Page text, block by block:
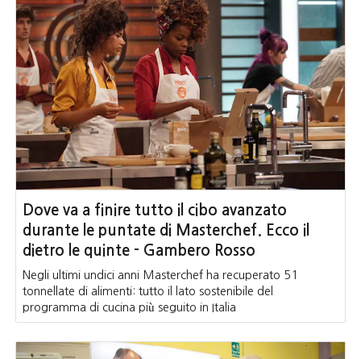
Dove va a finire tutto il cibo avanzato
durante le puntate di Masterchef. Ecco il
dietro le quinte - Gambero Rosso
Negli ultimi undici anni Masterchef ha recuperato 51
tonnellate di alimenti: tutto il lato sostenibile del
programma di cucina più seguito in Italia